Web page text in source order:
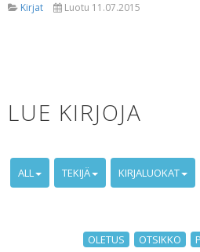
Kirjat Luotu 11.07.2015
LUE KIRJOJA
ALL TEKIJÄ KIRJALUOKAT
OLETUS OTSIKKO